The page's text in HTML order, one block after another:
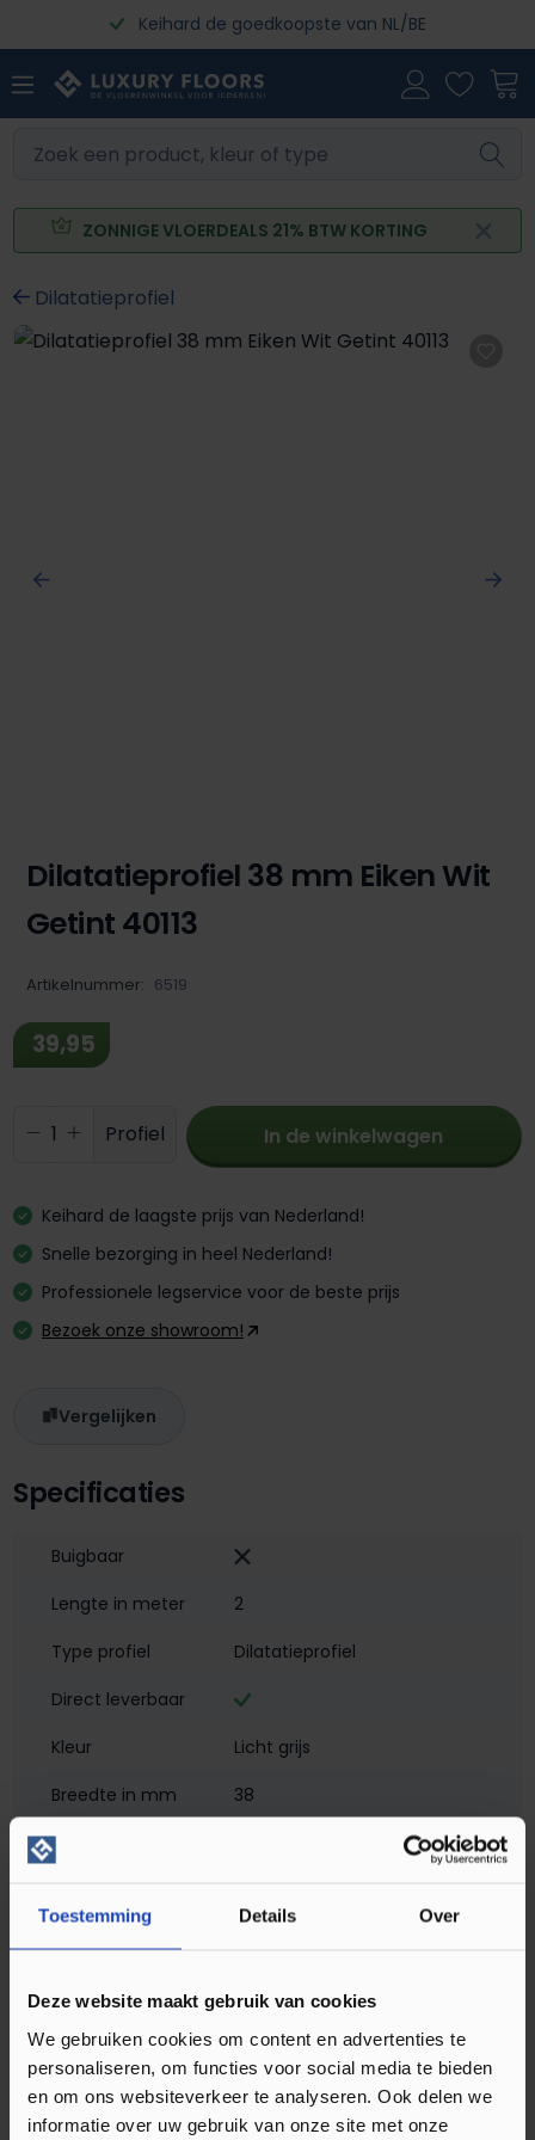
Toestemming Details Over
Deze website maakt gebruik van cookies
We gebruiken cookies om content en advertenties te
personaliseren, om functies voor social media te bieden
en om ons websiteverkeer te analyseren. Ook delen we
informatie over uw gebruik van onze site met onze
Ga naar de hoofdinhoudKeihard de goedkoopste van NL/BE
ZONNIGE VLOERDEALS 21% BTW KORTING
Dilatatieprofiel
Afbeeldingengalerij overslaan
Specificaties
Buigbaar
Lengte in meter
2
Type profiel
Dilatatieprofiel
Direct leverbaar
Kleur
Licht grijs
Breedte in mm
38
Hoogte in mm
Profielen
Dilatatieprofielen
Soort profiel
Klik PVC, Laminaat, Plak PVC
Dilatatieprofiel 38 mm Eiken Wit
Getint 40113
Artikelnummer: 6519
39,95
Producthoeveelheid: Voer de
Profiel In de winkelwagen
Keihard de laagste prijs van Nederland!
Snelle bezorging in heel Nederland!
Professionele legservice voor de beste prijs
Bezoek onze showroom!
Vergelijken